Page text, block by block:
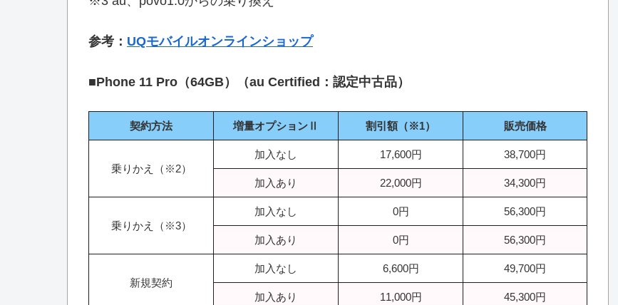
参考： UQモバイルオンラインショップ
■Phone 11 Pro（64GB）（au Certified：認定中古品）
契約方法 増量オプションⅡ 割引額（※1） 販売価格
乗りかえ（※2）
加入なし 17,600円 38,700円
加入あり 22,000円 34,300円
乗りかえ（※3）
加入なし 0円 56,300円
加入あり 0円 56,300円
新規契約
加入なし 6,600円 49,700円
加入あり 11,000円 45,300円